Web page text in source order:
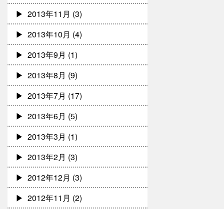
2013年11月 (3)
2013年10月 (4)
2013年9月 (1)
2013年8月 (9)
2013年7月 (17)
2013年6月 (5)
2013年3月 (1)
2013年2月 (3)
2012年12月 (3)
2012年11月 (2)